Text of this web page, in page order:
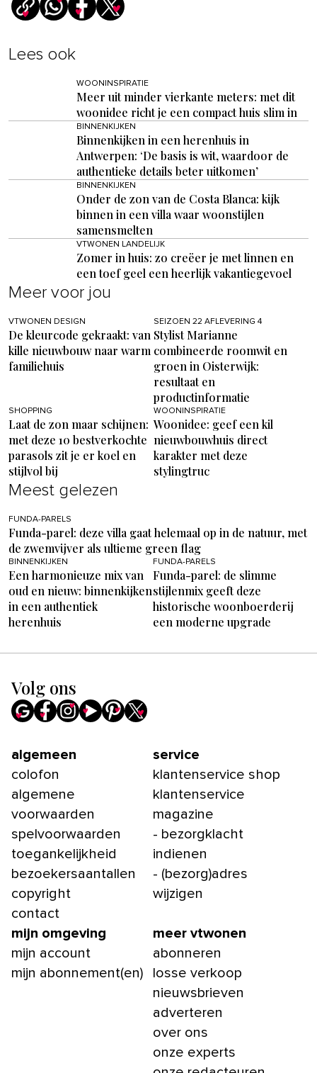
Lees ook
WOONINSPIRATIE
Meer uit minder vierkante meters: met dit
woonidee richt je een compact huis slim in
BINNENKIJKEN
Binnenkijken in een herenhuis in
Antwerpen: ‘De basis is wit, waardoor de
authentieke details beter uitkomen’
BINNENKIJKEN
Onder de zon van de Costa Blanca: kijk
binnen in een villa waar woonstijlen
samensmelten
VTWONEN LANDELIJK
Zomer in huis: zo creëer je met linnen en
een toef geel een heerlijk vakantiegevoel
Meer voor jou
VTWONEN DESIGN
De kleurcode gekraakt: van
kille nieuwbouw naar warm
familiehuis
SEIZOEN 22 AFLEVERING 4
Stylist Marianne
combineerde roomwit en
groen in Oisterwijk:
resultaat en
productinformatie
SHOPPING
Laat de zon maar schijnen:
met deze 10 bestverkochte
parasols zit je er koel en
stijlvol bij
WOONINSPIRATIE
Woonidee: geef een kil
nieuwbouwhuis direct
karakter met deze
stylingtruc
Meest gelezen
FUNDA-PARELS
Funda-parel: deze villa gaat helemaal op in de natuur, met
de zwemvijver als ultieme green flag
BINNENKIJKEN
Een harmonieuze mix van
oud en nieuw: binnenkijken
in een authentiek
herenhuis
FUNDA-PARELS
Funda-parel: de slimme
stijlenmix geeft deze
historische woonboerderij
een moderne upgrade
Volg ons
algemeen
colofon
algemene
voorwaarden
spelvoorwaarden
toegankelijkheid
bezoekersaantallen
copyright
contact
service
klantenservice shop
klantenservice
magazine
- bezorgklacht
indienen
- (bezorg)adres
wijzigen
mijn omgeving
mijn account
mijn abonnement(en)
meer vtwonen
abonneren
losse verkoop
nieuwsbrieven
adverteren
over ons
onze experts